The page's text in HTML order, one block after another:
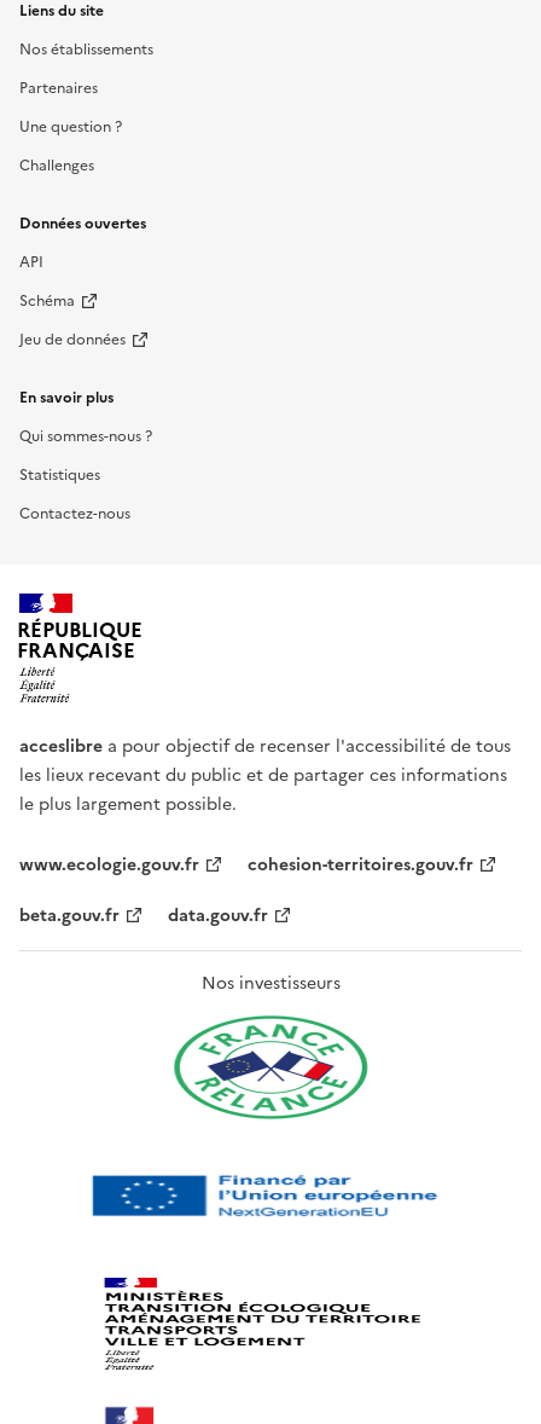
Liens du site
Nos établissements
Partenaires
Une question ?
Challenges
Données ouvertes
API
Schéma
Jeu de données
En savoir plus
Qui sommes-nous ?
Statistiques
Contactez-nous
RÉPUBLIQUE
FRANÇAISE
acceslibre a pour objectif de recenser l'accessibilité de tous
les lieux recevant du public et de partager ces informations
le plus largement possible.
www.ecologie.gouv.fr
cohesion-territoires.gouv.fr
beta.gouv.fr
data.gouv.fr
Nos investisseurs